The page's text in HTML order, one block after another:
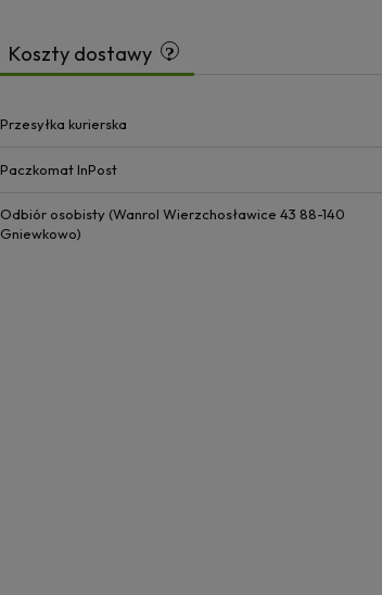
Koszty dostawy
Przesyłka kurierska
Paczkomat InPost
Odbiór osobisty (Wanrol Wierzchosławice 43 88-140
Gniewkowo)